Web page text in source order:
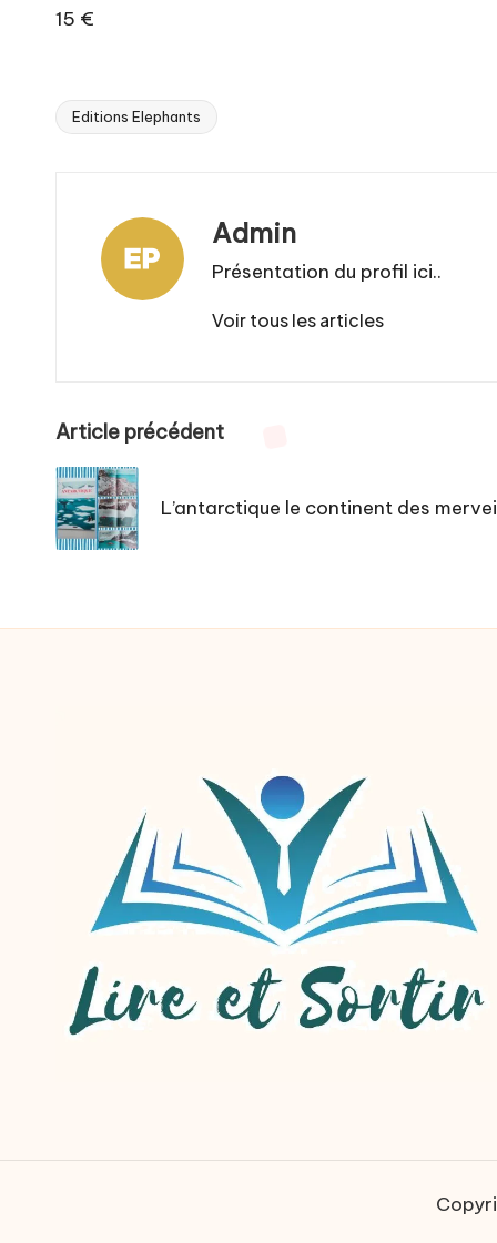
15 €
Tags:
Editions Elephants
Admin
Présentation du profil ici..
Voir tous les articles
Post
navigation
Article précédent
L’antarctique le continent des